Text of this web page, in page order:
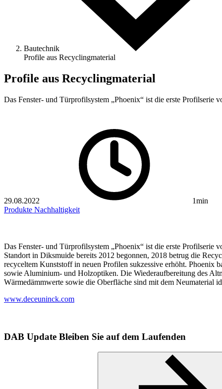
Bautechnik
Profile aus Re­cyclingmaterial
Profile aus Re­cyclingmaterial
Das Fenster- und Türprofilsystem „Phoenix“ ist die erste
29.08.2022
1min
Produkte Nachhaltigkeit
Das Fenster- und Türprofilsystem „Phoenix“ ist die erste Profilserie
Standort in Diksmuide bereits 2012 begonnen, 2018 betrug die
recyceltem Kunststoff in neuen Profilen sukzessive erhöht. Phoenix
sowie Aluminium- und Holzoptiken. Die Wiederaufbereitung des
Wärmedämmwerte sowie die Oberfläche sind mit dem Neumaterial
www.deceuninck.com
DAB Update Bleiben Sie auf dem Laufenden